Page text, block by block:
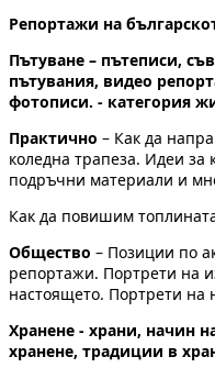
Репортажи на
Пътуване – пътеписи,
пътувания, видео
фотописи. - категория
Практично – Как да
коледна трапеза. Идеи
подръчни материали и
Как да повишим
Общество – Позиции по
репортажи. Портрети на
настоящето. Портрети на
Хранене - храни, начин
хранене, традиции в